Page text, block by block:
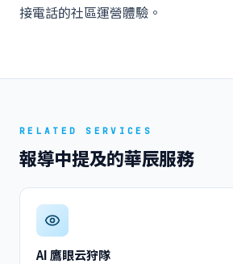
接電話的社區運營體驗。
RELATED SERVICES
報導中提及的華辰服務
AI 鷹眼云狩隊